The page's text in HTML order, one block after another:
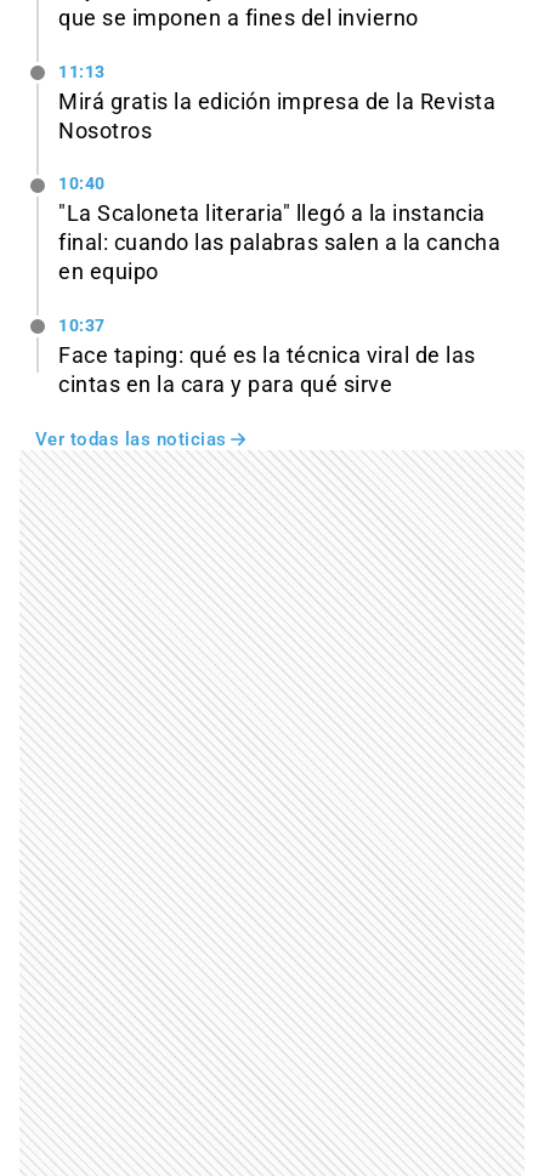
que se imponen a fines del invierno
11:13
Mirá gratis la edición impresa de la Revista
Nosotros
10:40
"La Scaloneta literaria" llegó a la instancia
final: cuando las palabras salen a la cancha
en equipo
10:37
Face taping: qué es la técnica viral de las
cintas en la cara y para qué sirve
Ver todas las noticias